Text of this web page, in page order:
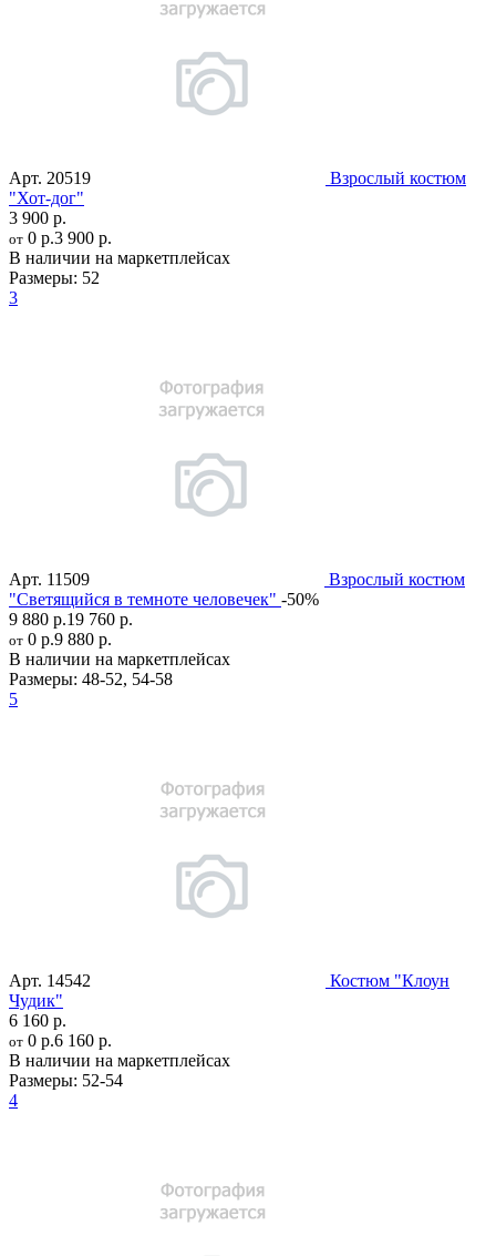
Арт. 20519
Взрослый костюм
"Хот-дог"
3 900 р.
от 0 р.3 900 р.
В наличии на маркетплейсах
Размеры: 52
3
Арт. 11509
Взрослый костюм
"Светящийся в темноте человечек" -50%
9 880 р.19 760 р.
от 0 р.9 880 р.
В наличии на маркетплейсах
Размеры: 48-52, 54-58
5
Арт. 14542
Костюм "Клоун
Чудик"
6 160 р.
от 0 р.6 160 р.
В наличии на маркетплейсах
Размеры: 52-54
4